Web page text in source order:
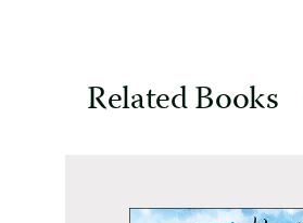
Related Books